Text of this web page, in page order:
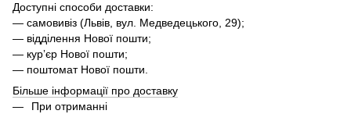
Доступні способи доставки:
— самовивіз (Львів, вул. Медведецького, 29);
— відділення Нової пошти;
— курʼєр Нової пошти;
— поштомат Нової пошти.
Більше інформації про доставку
При отриманні